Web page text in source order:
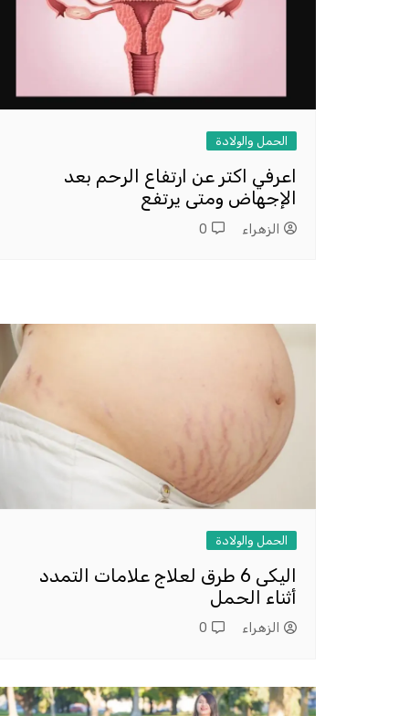
الحمل والولادة
اعرفي اكتر عن ارتفاع الرحم بعد
الإجهاض ومتى يرتفع
الزهراء 0
الحمل والولادة
اليكى 6 طرق لعلاج علامات التمدد
أثناء الحمل
الزهراء 0